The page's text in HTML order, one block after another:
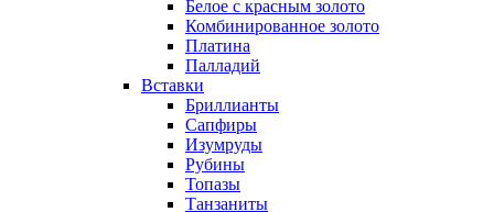
Белое с красным золото
Комбинированное золото
Платина
Палладий
Вставки
Бриллианты
Сапфиры
Изумруды
Рубины
Топазы
Танзаниты